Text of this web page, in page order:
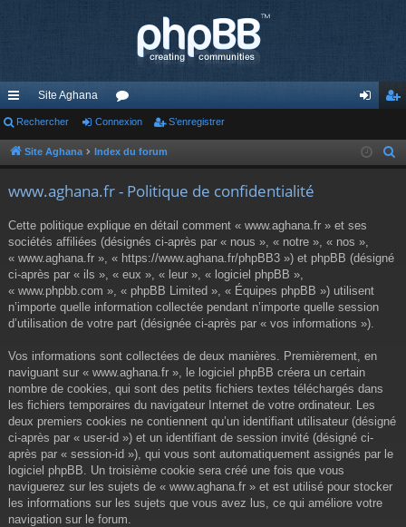
cc
ès
de
Site Aghana
or
u ne nr
Rechercher Connexion S’enregistrer
Site Aghana Index du forum
www.aghana.fr - Politique de confidentialité
Cette politique explique en détail comment « www.aghana.fr » et ses
sociétés affiliées (désignés ci-après par « nous », « notre », « nos »,
« www.aghana.fr », « https://www.aghana.fr/phpBB3 ») et phpBB (désigné
ci-après par « ils », « eux », « leur », « logiciel phpBB »,
« www.phpbb.com », « phpBB Limited », « Équipes phpBB ») utilisent
n’importe quelle information collectée pendant n’importe quelle session
d’utilisation de votre part (désignée ci-après par « vos informations »).
Vos informations sont collectées de deux manières. Premièrement, en
naviguant sur « www.aghana.fr », le logiciel phpBB créera un certain
nombre de cookies, qui sont des petits fichiers textes téléchargés dans
les fichiers temporaires du navigateur Internet de votre ordinateur. Les
deux premiers cookies ne contiennent qu’un identifiant utilisateur (désigné
ci-après par « user-id ») et un identifiant de session invité (désigné ci-
après par « session-id »), qui vous sont automatiquement assignés par le
logiciel phpBB. Un troisième cookie sera créé une fois que vous
naviguerez sur les sujets de « www.aghana.fr » et est utilisé pour stocker
les informations sur les sujets que vous avez lus, ce qui améliore votre
navigation sur le forum.